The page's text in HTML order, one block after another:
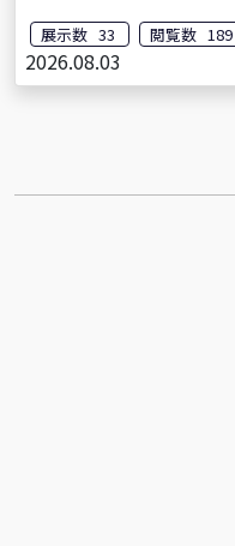
展示数 33 閲覧数 189
2026.08.03